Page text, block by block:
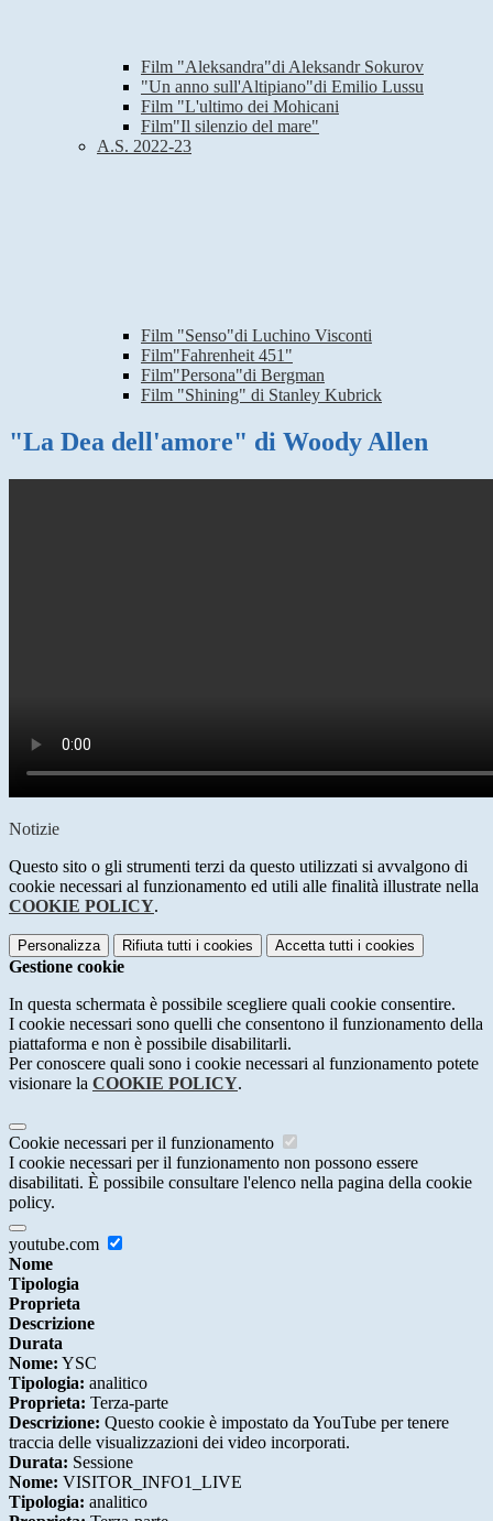
Film "Aleksandra"di Aleksandr Sokurov
"Un anno sull'Altipiano"di Emilio Lussu
Film "L'ultimo dei Mohicani
Film"Il silenzio del mare"
A.S. 2022-23
Film "Senso"di Luchino Visconti
Film"Fahrenheit 451"
Film"Persona"di Bergman
Film "Shining" di Stanley Kubrick
"La Dea dell'amore" di Woody Allen
Notizie
Questo sito o gli strumenti terzi da questo utilizzati si avvalgono di
cookie necessari al funzionamento ed utili alle finalità illustrate nella
COOKIE POLICY.
Personalizza Rifiuta tutti i cookies Accetta tutti i cookies
Gestione cookie
In questa schermata è possibile scegliere quali cookie consentire.
I cookie necessari sono quelli che consentono il funzionamento della
piattaforma e non è possibile disabilitarli.
Per conoscere quali sono i cookie necessari al funzionamento potete
visionare la COOKIE POLICY.
Cookie necessari per il funzionamento
I cookie necessari per il funzionamento non possono essere
disabilitati. È possibile consultare l'elenco nella pagina della cookie
policy.
youtube.com
Nome
Tipologia
Proprieta
Descrizione
Durata
Nome: YSC
Tipologia: analitico
Proprieta: Terza-parte
Descrizione: Questo cookie è impostato da YouTube per tenere
traccia delle visualizzazioni dei video incorporati.
Durata: Sessione
Nome: VISITOR_INFO1_LIVE
Tipologia: analitico